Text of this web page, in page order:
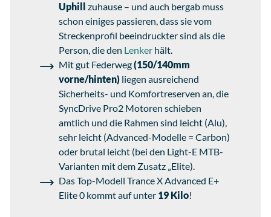
Uphill zuhause – und auch bergab muss
schon einiges passieren, dass sie vom
Streckenprofil beeindruckter sind als die
Person, die den Lenker hält.
Mit gut Federweg(150/140mm
vorne/hinten) liegen ausreichend
Sicherheits- und Komfortreserven an, die
SyncDrive Pro2 Motoren schieben
amtlich und die Rahmen sind leicht (Alu),
sehr leicht (Advanced-Modelle = Carbon)
oder brutal leicht (bei den Light-E MTB-
Varianten mit dem Zusatz „Elite).
Das Top-Modell Trance X Advanced E+
Elite 0 kommt auf unter 19 Kilo!